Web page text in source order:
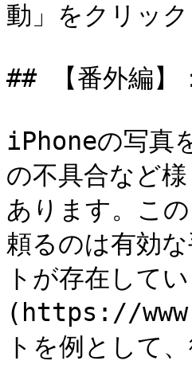
動」をクリッ
## 【番外編】
iPhoneの写真
の不具合など
あります。こ
頼るのは有効
トが存在して
(https://
トを例として